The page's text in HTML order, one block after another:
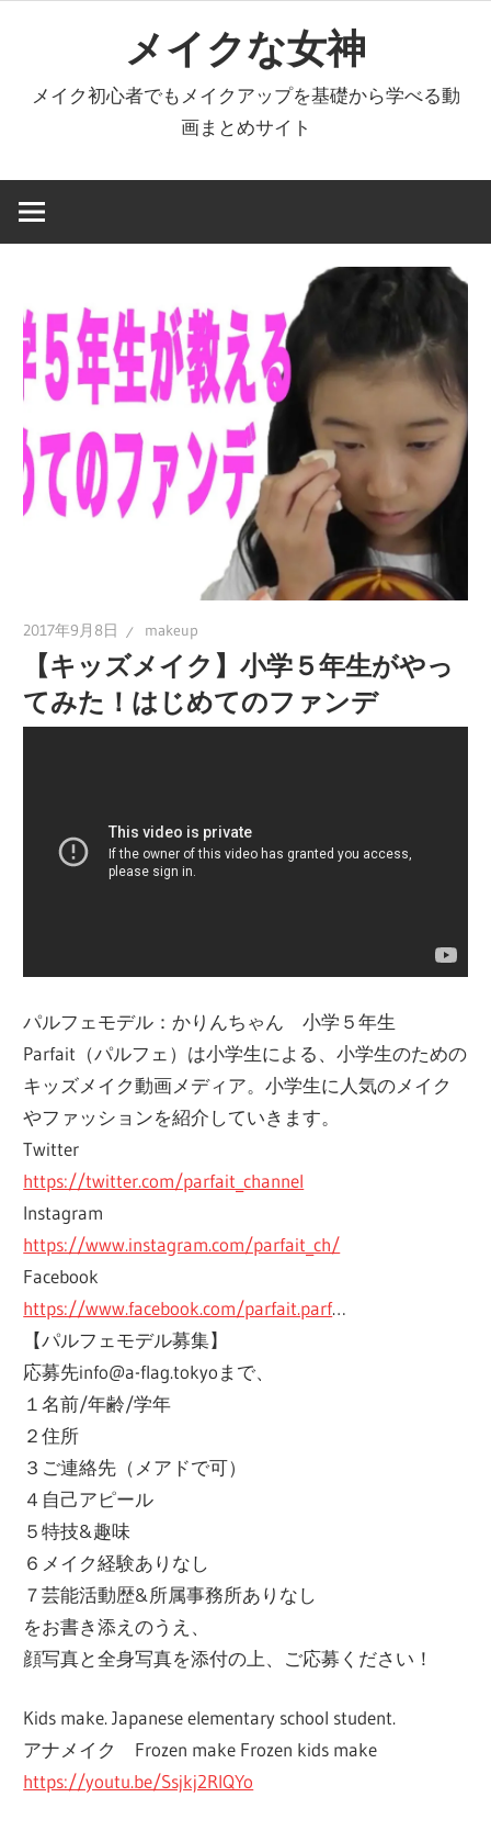
へ
キ
メイクな女神
メイク初心者でもメイクアップを基礎から学べる動
画まとめサイト
2017年9月8日 makeup
【キッズメイク】小学５年生がやっ
てみた！はじめてのファンデ
パルフェモデル：かりんちゃん 小学５年生
Parfait（パルフェ）は小学生による、小学生のための
キッズメイク動画メディア。小学生に人気のメイク
やファッションを紹介していきます。
Twitter
https://twitter.com/parfait_channel
Instagram
https://www.instagram.com/parfait_ch/
Facebook
https://www.facebook.com/parfait.parf…
【パルフェモデル募集】
応募先info@a-flag.tokyoまで、
１名前/年齢/学年
２住所
３ご連絡先（メアドで可）
４自己アピール
５特技&趣味
６メイク経験ありなし
７芸能活動歴&所属事務所ありなし
をお書き添えのうえ、
顔写真と全身写真を添付の上、ご応募ください！
Kids make. Japanese elementary school student.
アナメイク Frozen make Frozen kids make
https://youtu.be/Ssjkj2RlQYo